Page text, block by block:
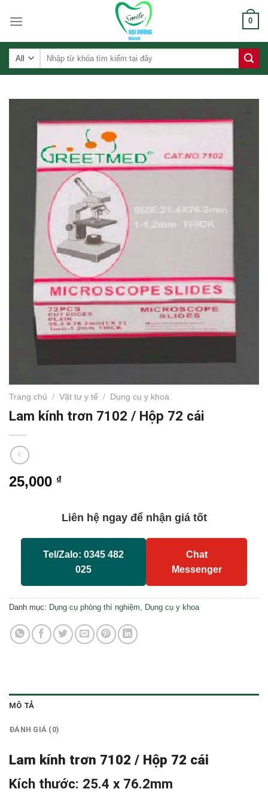
0
Tìm
kiếm:
Trang chủ / Vật tư y tế / Dụng cụ y khoa
Lam kính trơn 7102 / Hộp 72 cái
25,000 ₫
Liên hệ ngay để nhận giá tốt
Tel/Zalo: 0345 482
025
Chat
Messenger
Danh mục: Dụng cụ phòng thí nghiệm Dụng cụ y khoa
MÔ TẢ
ĐÁNH GIÁ (0)
Lam kính trơn 7102 / Hộp 72 cái
Kích thước: 25.4 x 76.2mm